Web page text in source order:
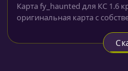
Карта fy_haunted для КС 1.6
оригинальная карта с